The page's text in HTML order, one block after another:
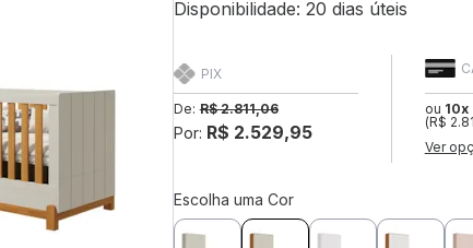
Disponibilidade: 20 dias úteis
ou 10x
(R$
Ver
PIX
De: R$ 2.811,06
Por: R$ 2.529,95
Escolha uma Cor